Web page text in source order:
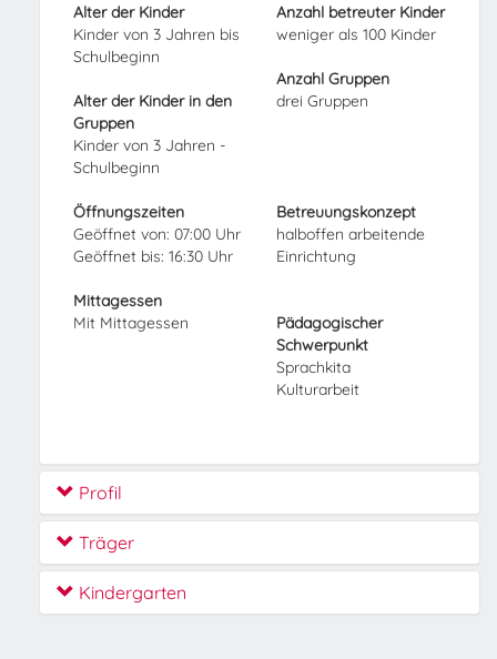
Alter der Kinder
Kinder von 3 Jahren bis
Schulbeginn
Alter der Kinder in den
Gruppen
Kinder von 3 Jahren -
Schulbeginn
Anzahl betreuter Kinder
weniger als 100 Kinder
Anzahl Gruppen
drei Gruppen
Öffnungszeiten
Geöffnet von: 07:00 Uhr
Geöffnet bis: 16:30 Uhr
Mittagessen
Mit Mittagessen
Betreuungskonzept
halboffen arbeitende
Einrichtung
Pädagogischer
Schwerpunkt
Sprachkita
Kulturarbeit
Profil
Träger
Kindergarten